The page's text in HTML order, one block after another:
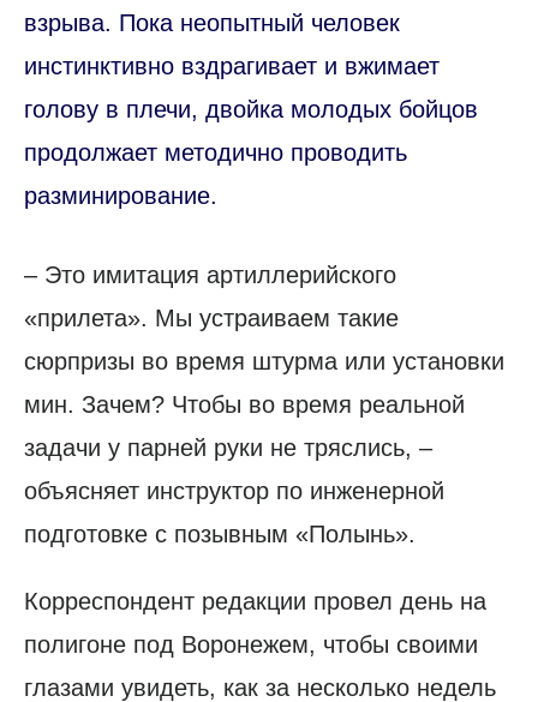
взрыва. Пока неопытный человек
инстинктивно вздрагивает и вжимает
голову в плечи, двойка молодых бойцов
продолжает методично проводить
разминирование.
– Это имитация артиллерийского
«прилета». Мы устраиваем такие
сюрпризы во время штурма или установки
мин. Зачем? Чтобы во время реальной
задачи у парней руки не тряслись, –
объясняет инструктор по инженерной
подготовке с позывным «Полынь».
Корреспондент редакции провел день на
полигоне под Воронежем, чтобы своими
глазами увидеть, как за несколько недель